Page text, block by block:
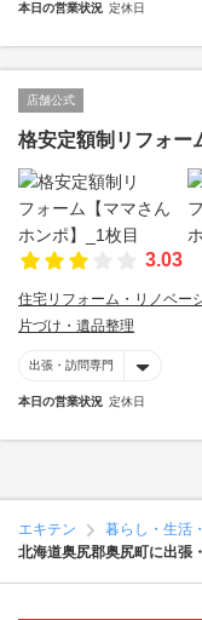
本日の営業状況 定休日
店舗公式
格安定額制リフォー
3.03
住宅リフォーム・リノベー
片づけ・遺品整理
出張・訪問専門
本日の営業状況 定休日
エキテン 暮らし・生活
北海道奥尻郡奥尻町に出張